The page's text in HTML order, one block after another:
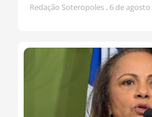
Redação Soteropoles 6 de agosto